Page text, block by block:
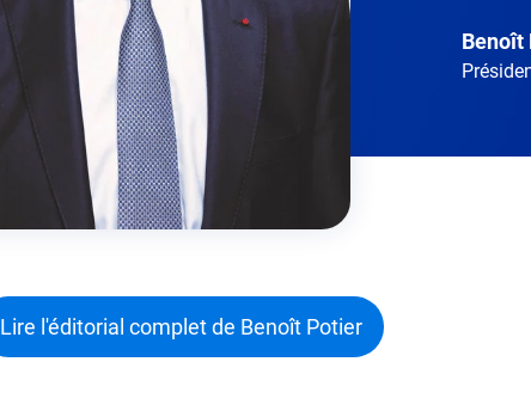
Benoît
Lire l'éditorial complet de Benoît Potier